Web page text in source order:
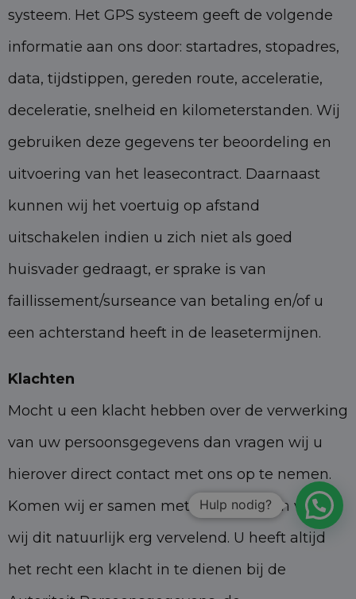
systeem. Het GPS systeem geeft de volgende
informatie aan ons door: startadres, stopadres,
data, tijdstippen, gereden route, acceleratie,
deceleratie, snelheid en kilometerstanden. Wij
gebruiken deze gegevens ter beoordeling en
uitvoering van het leasecontract. Daarnaast
kunnen wij het voertuig op afstand
uitschakelen indien u zich niet als goed
huisvader gedraagt, er sprake is van
faillissement/surseance van betaling en/of u
een achterstand heeft in de leasetermijnen.
Klachten
Mocht u een klacht hebben over de verwerking
van uw persoonsgegevens dan vragen wij u
hierover direct contact met ons op te nemen.
Komen wij er samen met u niet uit dan vinden
wij dit natuurlijk erg vervelend. U heeft altijd
het recht een klacht in te dienen bij de
Hulp nodig?